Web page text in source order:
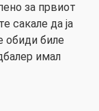
за првиот
сакале да ја
обиди биле
имал